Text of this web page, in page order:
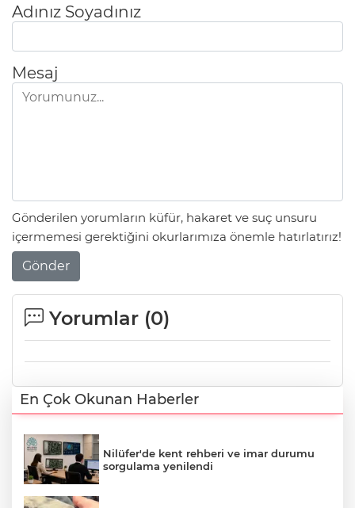
Adınız Soyadınız
Mesaj
Gönderilen yorumların küfür, hakaret ve suç unsuru
içermemesi gerektiğini okurlarımıza önemle hatırlatırız!
Gönder
Yorumlar (0)
En Çok Okunan Haberler
Nilüfer'de kent rehberi ve imar durumu
sorgulama yenilendi